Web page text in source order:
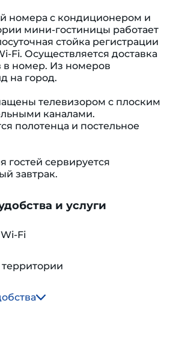
номера с кондиционером и
мини-гостиницы работает
стойка регистрации
Fi. Осуществляется доставка
в номер. Из номеров
на город.
телевизором с плоским
каналами.
полотенца и постельное
гостей сервируется
завтрак.
и услуги
Fi